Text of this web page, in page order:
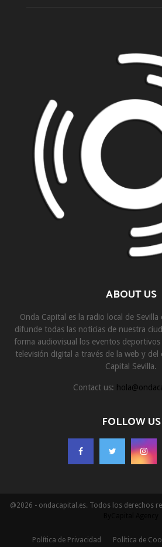
ABOUT US
Onda Capital es la radio local de
difunde todas las noticias de nuestra
forma audiovisual los eventos
televisión digital a través de la web y del
Capital Sevilla.
Contact us:
FOLLOW US
@2026 - ondacapital.es. Todos los derechos
Política de Privacidad Política de